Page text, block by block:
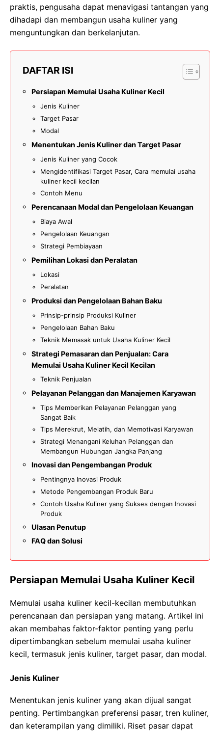
praktis, pengusaha dapat menavigasi tantangan yang
dihadapi dan membangun usaha kuliner yang
menguntungkan dan berkelanjutan.
DAFTAR ISI
Persiapan Memulai Usaha Kuliner Kecil
Jenis Kuliner
Target Pasar
Modal
Menentukan Jenis Kuliner dan Target Pasar
Jenis Kuliner yang Cocok
Mengidentifikasi Target Pasar, Cara memulai usaha
kuliner kecil kecilan
Contoh Menu
Perencanaan Modal dan Pengelolaan Keuangan
Biaya Awal
Pengelolaan Keuangan
Strategi Pembiayaan
Pemilihan Lokasi dan Peralatan
Lokasi
Peralatan
Produksi dan Pengelolaan Bahan Baku
Prinsip-prinsip Produksi Kuliner
Pengelolaan Bahan Baku
Teknik Memasak untuk Usaha Kuliner Kecil
Strategi Pemasaran dan Penjualan: Cara
Memulai Usaha Kuliner Kecil Kecilan
Teknik Penjualan
Pelayanan Pelanggan dan Manajemen Karyawan
Tips Memberikan Pelayanan Pelanggan yang
Sangat Baik
Tips Merekrut, Melatih, dan Memotivasi Karyawan
Strategi Menangani Keluhan Pelanggan dan
Membangun Hubungan Jangka Panjang
Inovasi dan Pengembangan Produk
Pentingnya Inovasi Produk
Metode Pengembangan Produk Baru
Contoh Usaha Kuliner yang Sukses dengan Inovasi
Produk
Ulasan Penutup
FAQ dan Solusi
Persiapan Memulai Usaha Kuliner Kecil
Memulai usaha kuliner kecil-kecilan membutuhkan
perencanaan dan persiapan yang matang. Artikel ini
akan membahas faktor-faktor penting yang perlu
dipertimbangkan sebelum memulai usaha kuliner
kecil, termasuk jenis kuliner, target pasar, dan modal.
Jenis Kuliner
Menentukan jenis kuliner yang akan dijual sangat
penting. Pertimbangkan preferensi pasar, tren kuliner,
dan keterampilan yang dimiliki. Riset pasar dapat